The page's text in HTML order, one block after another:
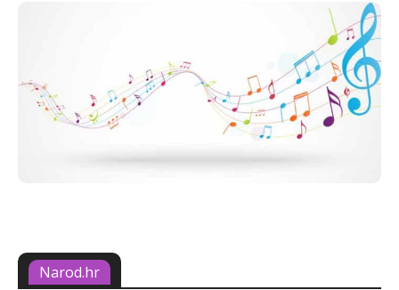
Narod.hr